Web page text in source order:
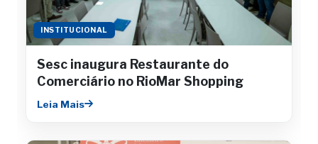
INSTITUCIONAL
Sesc inaugura Restaurante do
Comerciário no RioMar Shopping
Leia Mais